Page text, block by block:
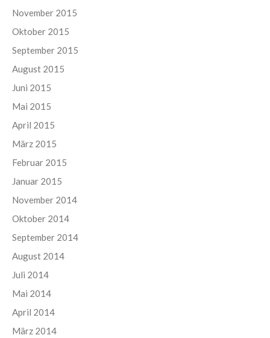
November 2015
Oktober 2015
September 2015
August 2015
Juni 2015
Mai 2015
April 2015
März 2015
Februar 2015
Januar 2015
November 2014
Oktober 2014
September 2014
August 2014
Juli 2014
Mai 2014
April 2014
März 2014